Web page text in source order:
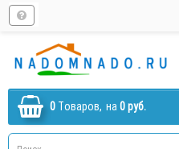
0 Tоваров, на 0 руб.